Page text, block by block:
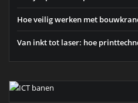
Hoe veilig werken met
Van inkt tot laser: hoe